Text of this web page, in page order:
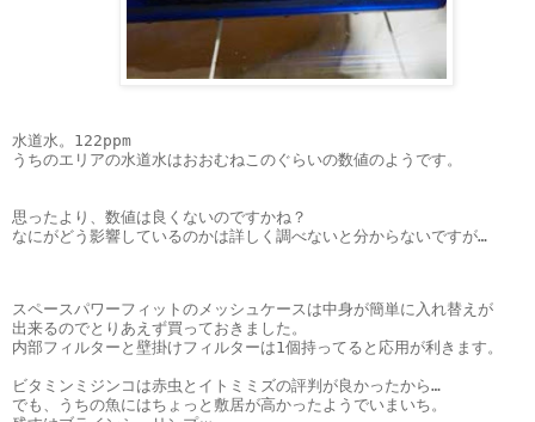
水道水。122ppm
うちのエリアの水道水はおおむねこのぐらいの数値のようです。
思ったより、数値は良くないのですかね？
なにがどう影響しているのかは詳しく調べないと分からないですが…
スペースパワーフィットのメッシュケースは中身が簡単に入れ替えが
出来るのでとりあえず買っておきました。
内部フィルターと壁掛けフィルターは1個持ってると応用が利きます。
ビタミンミジンコは赤虫とイトミミズの評判が良かったから…
でも、うちの魚にはちょっと敷居が高かったようでいまいち。